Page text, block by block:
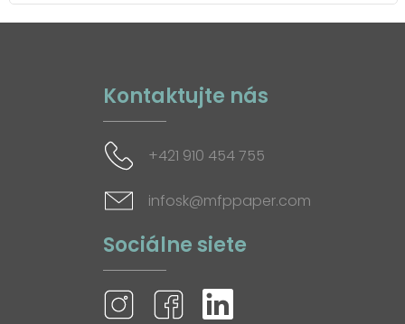
Kontaktujte nás
+421 910 454 755
infosk@mfppaper.com
Sociálne siete